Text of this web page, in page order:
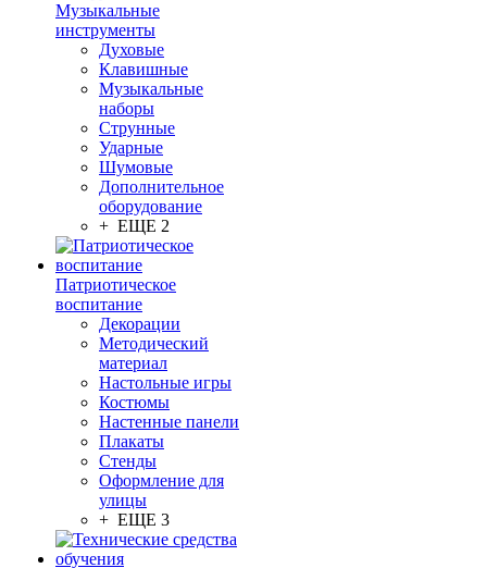
Музыкальные
инструменты
Духовые
Клавишные
Музыкальные
наборы
Струнные
Ударные
Шумовые
Дополнительное
оборудование
+ ЕЩЕ 2
Патриотическое
воспитание
Декорации
Методический
материал
Настольные игры
Костюмы
Настенные панели
Плакаты
Стенды
Оформление для
улицы
+ ЕЩЕ 3